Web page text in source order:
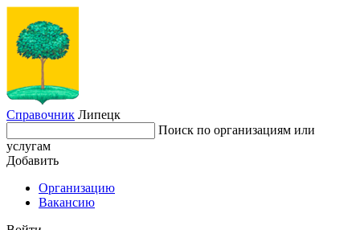
Справочник Липецк
Поиск по организациям или
услугам
Добавить
Организацию
Вакансию